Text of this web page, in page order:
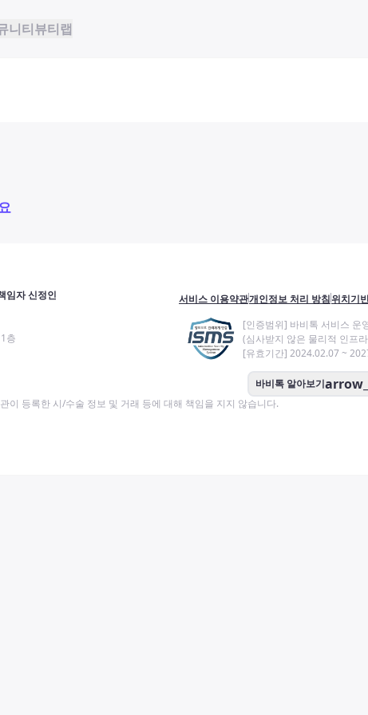
니티뷰티랩
임자 신정인
층
서비스 이용약관개인정보 처리 방침위치기
[인증범위] 바비톡 서비스 운
(심사받지 않은 물리적 인프
[유효기간] 2024.02.07 ~
바비톡 알아보기
이 등록한 시/수술 정보 및 거래 등에 대해 책임을 지지 않습니다.